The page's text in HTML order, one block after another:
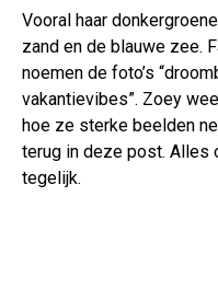
Vooral haar
zand en de blauwe zee.
noemen de foto’s
vakantievibes”. Zoey
hoe ze sterke beelden
terug in deze post. Alles
tegelijk.